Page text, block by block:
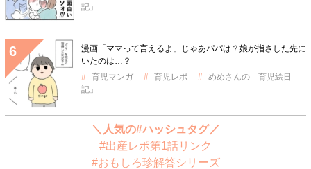
記」
漫画「ママって言えるよ」じゃあパパは？娘が指さした先に
いたのは…？
育児マンガ
育児レポ
めめさんの「育児絵日
記」
＼人気の#ハッシュタグ／
#出産レポ第1話リンク
#おもしろ珍解答シリーズ